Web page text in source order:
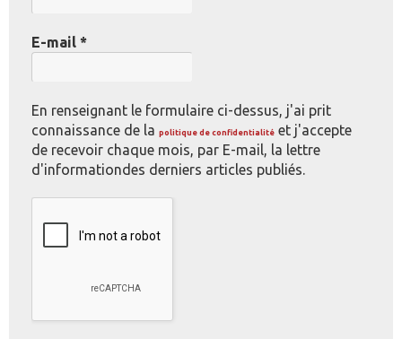
E-mail *
En renseignant le formulaire ci-dessus, j'ai prit
connaissance de la politique de confidentialité et j'accepte
de recevoir chaque mois, par E-mail, la lettre
d'informationdes derniers articles publiés.